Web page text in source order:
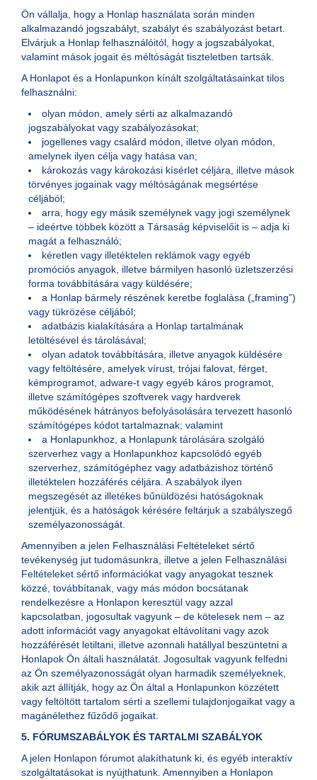
Ön vállalja, hogy a Honlap használata során minden
alkalmazandó jogszabályt, szabályt és szabályozást betart.
Elvárjuk a Honlap felhasználóitól, hogy a jogszabályokat,
valamint mások jogait és méltóságát tiszteletben tartsák.
A Honlapot és a Honlapunkon kínált szolgáltatásainkat tilos
felhasználni:
olyan módon, amely sérti az alkalmazandó
jogszabályokat vagy szabályozásokat;
jogellenes vagy csalárd módon, illetve olyan módon,
amelynek ilyen célja vagy hatása van;
károkozás vagy károkozási kísérlet céljára, illetve mások
törvényes jogainak vagy méltóságának megsértése
céljából;
arra, hogy egy másik személynek vagy jogi személynek
– ideértve többek között a Társaság képviselőit is – adja ki
magát a felhasználó;
kéretlen vagy illetéktelen reklámok vagy egyéb
promóciós anyagok, illetve bármilyen hasonló üzletszerzési
forma továbbítására vagy küldésére;
a Honlap bármely részének keretbe foglalása („framing”)
vagy tükrözése céljából;
adatbázis kialakítására a Honlap tartalmának
letöltésével és tárolásával;
olyan adatok továbbítására, illetve anyagok küldésére
vagy feltöltésére, amelyek vírust, trójai falovat, férget,
kémprogramot, adware-t vagy egyéb káros programot,
illetve számítógépes szoftverek vagy hardverek
működésének hátrányos befolyásolására tervezett hasonló
számítógépes kódot tartalmaznak; valamint
a Honlapunkhoz, a Honlapunk tárolására szolgáló
szerverhez vagy a Honlapunkhoz kapcsolódó egyéb
szerverhez, számítógéphez vagy adatbázishoz történő
illetéktelen hozzáférés céljára. A szabályok ilyen
megszegését az illetékes bűnüldözési hatóságoknak
jelentjük, és a hatóságok kérésére feltárjuk a szabályszegő
személyazonosságát.
Amennyiben a jelen Felhasználási Feltételeket sértő
tevékenység jut tudomásunkra, illetve a jelen Felhasználási
Feltételeket sértő információkat vagy anyagokat tesznek
közzé, továbbítanak, vagy más módon bocsátanak
rendelkezésre a Honlapon keresztül vagy azzal
kapcsolatban, jogosultak vagyunk – de kötelesek nem – az
adott információt vagy anyagokat eltávolítani vagy azok
hozzáférését letiltani, illetve azonnali hatállyal beszüntetni a
Honlapok Ön általi használatát. Jogosultak vagyunk felfedni
az Ön személyazonosságát olyan harmadik személyeknek,
akik azt állítják, hogy az Ön által a Honlapunkon közzétett
vagy feltöltött tartalom sérti a szellemi tulajdonjogaikat vagy a
magánélethez fűződő jogaikat.
5. FÓRUMSZABÁLYOK ÉS TARTALMI SZABÁLYOK
A jelen Honlapon fórumot alakíthatunk ki, és egyéb interaktív
szolgáltatásokat is nyújthatunk. Amennyiben a Honlapon